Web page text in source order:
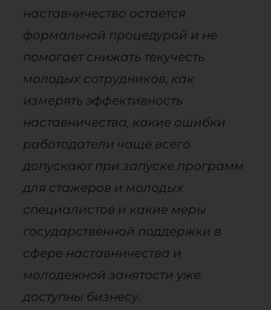
наставничество остается
формальной процедурой и не
помогает снижать текучесть
молодых сотрудников, как
измерять эффективность
наставничества, какие ошибки
работодатели чаще всего
допускают при запуске программ
для стажеров и молодых
специалистов и какие меры
государственной поддержки в
сфере наставничества и
молодежной занятости уже
доступны бизнесу.